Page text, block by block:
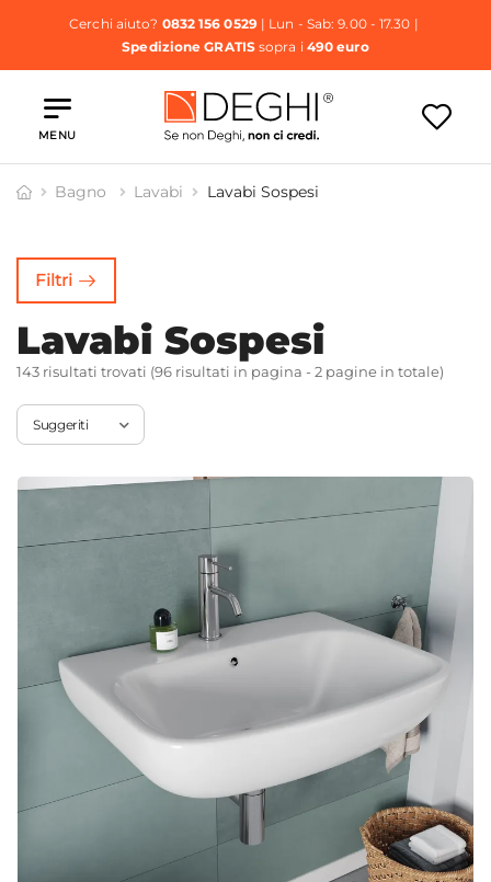
Cerchi aiuto? 0832 156 0529| Lun - Sab: 9.00 - 17.30 |
Spedizione GRATISsopra i 490 euro
MENU
Bagno Lavabi Lavabi Sospesi
Freestandin
Filtri
Lavabi Sospesi
143 risultati trovati (96 risultati in pagina - 2 pagine in totale)